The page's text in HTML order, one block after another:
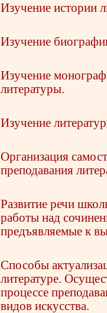
Изучение истории
Изучение
Изучение
литературы.
Изучение
Организация
преподавания
Развитие речи
работы над
предъявляемые к
Способы
литературе.
процессе
видов искусства.